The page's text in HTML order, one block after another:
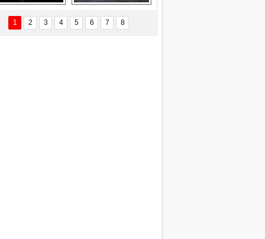
ÖZYANIK
Değişti?
Delta uçağına
yıldırım çarptı
Ford Focus RS
(2015)
1 2 3 4 5 6 7 8